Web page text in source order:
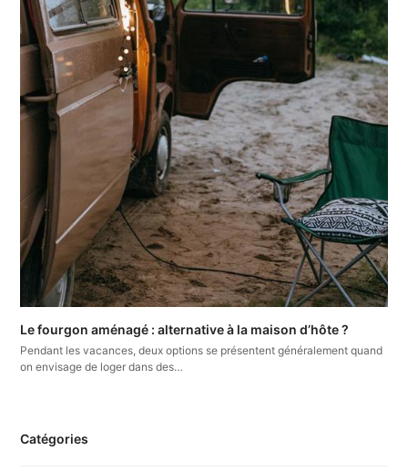
Le fourgon aménagé : alternative à la maison d’hôte ?
Pendant les vacances, deux options se présentent généralement quand
on envisage de loger dans des…
Catégories